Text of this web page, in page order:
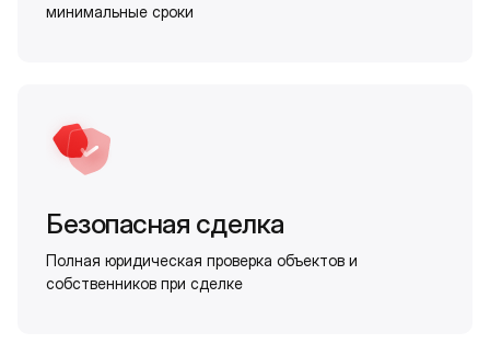
минимальные сроки
Безопасная сделка
Полная юридическая проверка объектов и
собственников при сделке